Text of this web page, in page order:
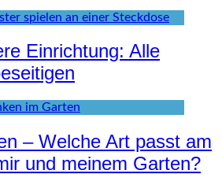
Einrichtung: Alle
– Welche Art passt am
und meinem Garten?